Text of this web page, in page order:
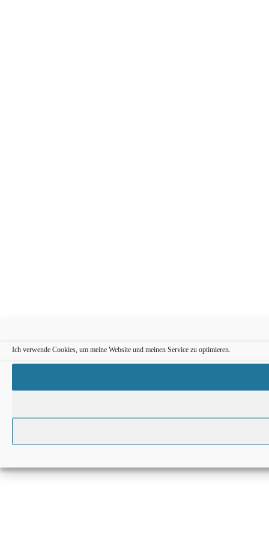
Ich verwende Cookies, um meine Website und meinen Service zu optimieren.